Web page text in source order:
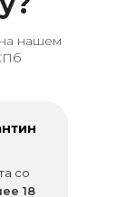
нашем
со
18